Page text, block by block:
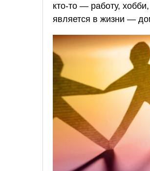
кто-то — работу,
является в жизни —